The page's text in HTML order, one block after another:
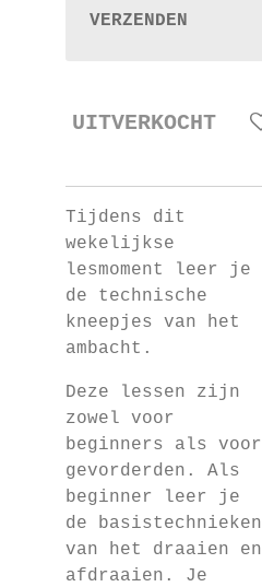
VERZENDEN
UITVERKOCHT
Tijdens dit
wekelijkse
lesmoment leer je
de technische
kneepjes van het
ambacht.
Deze lessen zijn
zowel voor
beginners als voor
gevorderden. Als
beginner leer je
de basistechnieken
van het draaien en
afdraaien. Je